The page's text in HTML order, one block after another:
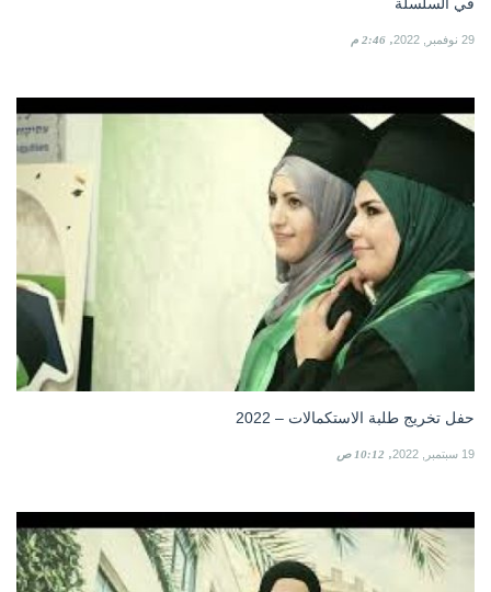
29 نوفمبر, 2022 2:46 م
حفل تخريج طلبة الاستكمالات – 2022
19 سبتمبر, 2022 10:12 ص